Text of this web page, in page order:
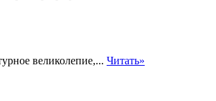
великолепие,... Читать»